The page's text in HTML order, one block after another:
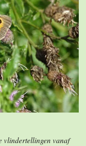
vlindertellingen vanaf